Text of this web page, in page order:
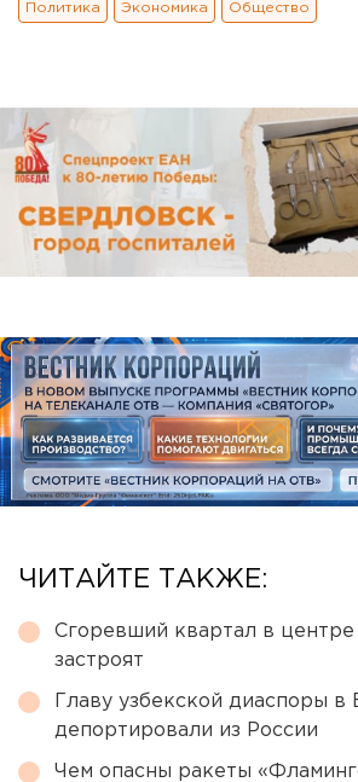
Политика Экономика Общество
ЧИТАЙТЕ ТАКЖЕ:
Сгоревший квартал в
застроят
Главу узбекской диаспоры в
депортировали из России
Чем опасны ракеты